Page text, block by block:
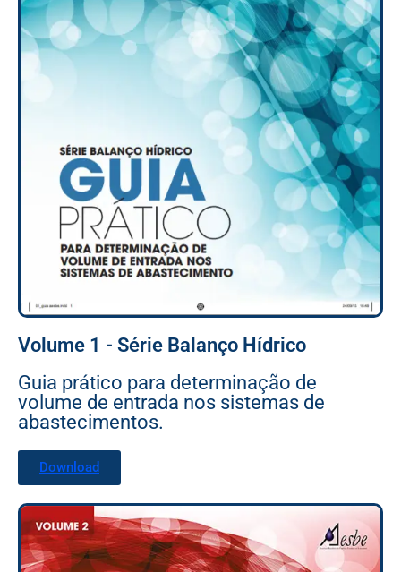
Volume 1 - Série Balanço Hídrico
Guia prático para determinação de
volume de entrada nos sistemas de
abastecimentos.
Download